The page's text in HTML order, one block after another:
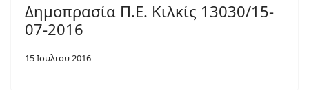
Δημοπρασία Π.Ε. Κιλκίς 13030/15-
07-2016
15 Ιουλιου 2016